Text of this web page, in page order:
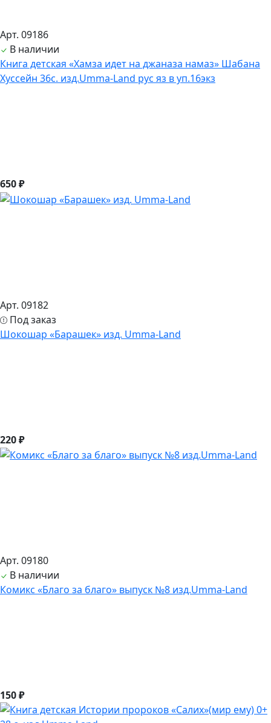
Арт. 09186
В наличии
Книга детская «Хамза идет на джаназа намаз» Шабана
Хуссейн 36с. изд.Umma-Land рус яз в уп.16экз
650 ₽
Арт. 09182
Под заказ
Шокошар «Барашек» изд. Umma-Land
220 ₽
Арт. 09180
В наличии
Комикс «Благо за благо» выпуск №8 изд.Umma-Land
150 ₽